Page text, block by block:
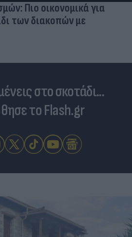
Πιο οικονομικά για
των διακοπών με
στο σκοτάδι...
το Flash.gr